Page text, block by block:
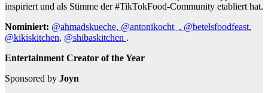
inspiriert und als Stimme der #TikTokFood-Community etabliert hat.
Nominiert: @ahmadskueche, @antonikocht_ , @betelsfoodfeast,
@kikiskitchen, @shibaskitchen .
Entertainment Creator of the Year
Sponsored by Joyn